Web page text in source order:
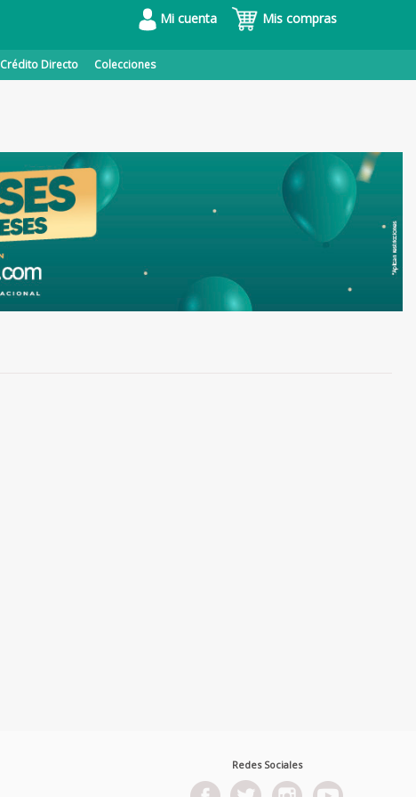
Mi cuenta Mis compras
Crédito Directo Colecciones
Redes Sociales